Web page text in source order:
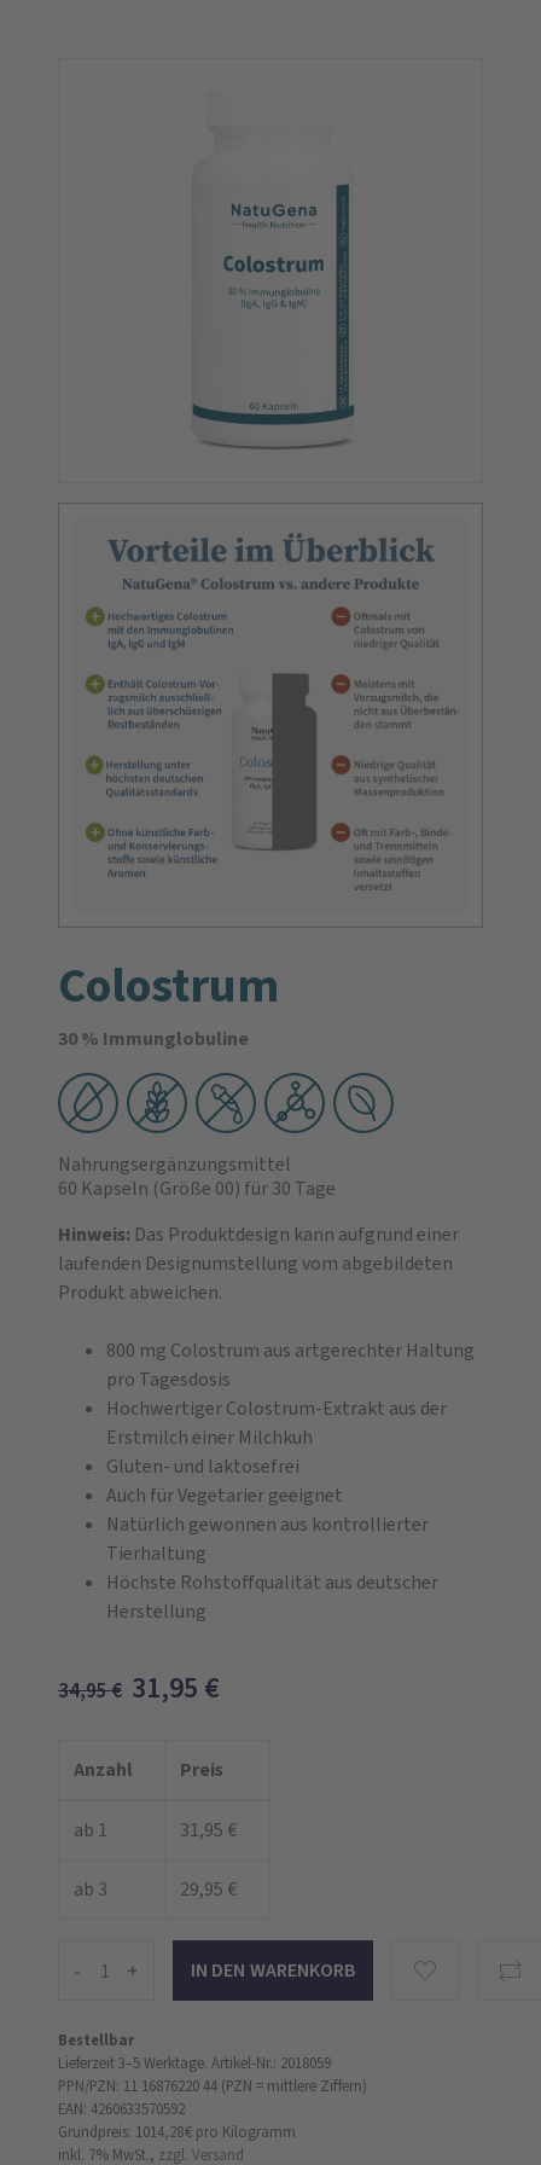
Colostrum
30 % Immunglobuline
Nahrungsergänzungsmittel
60 Kapseln (Größe 00) für 30 Tage
Hinweis: Das Produktdesign kann aufgrund einer
laufenden Designumstellung vom abgebildeten
Produkt abweichen.
800 mg Colostrum aus artgerechter Haltung
pro Tagesdosis
Hochwertiger Colostrum-Extrakt aus der
Erstmilch einer Milchkuh
Gluten- und laktosefrei
Auch für Vegetarier geeignet
Natürlich gewonnen aus kontrollierter
Tierhaltung
Höchste Rohstoffqualität aus deutscher
Herstellung
34,95€ 31,95 €
Anzahl Preis
ab 1 31,95 €
ab 3 29,95 €
- +
Bestellbar
Lieferzeit 3–5 Werktage. Artikel-Nr.: 2018059
PPN/PZN: 11 16876220 44 (PZN = mittlere Ziffern)
EAN: 4260633570592
Grundpreis: 1014,28 € pro Kilogramm
inkl. 7% MwSt., zzgl. Versand